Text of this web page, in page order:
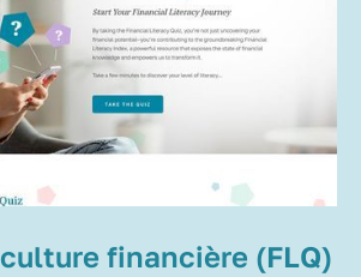
financière (FLQ)